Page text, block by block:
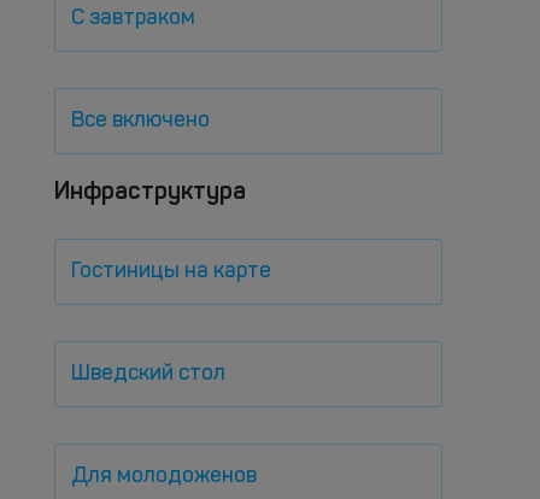
С завтраком
Все включено
Инфраструктура
Гостиницы на карте
Шведский стол
Для молодоженов